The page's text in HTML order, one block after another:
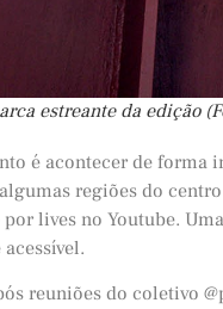
estreante da edição
é acontecer de forma
regiões do
lives no Youtube.
reuniões do coletivo